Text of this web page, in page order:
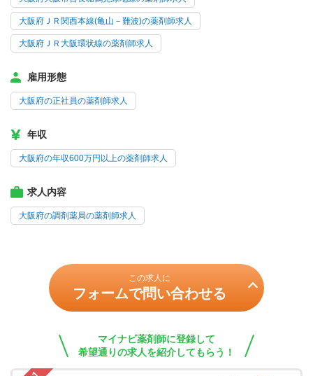
大阪府ＪＲ関西本線(亀山－難波)の薬剤師求人
大阪府ＪＲ大阪環状線の薬剤師求人
雇用形態
大阪府の正社員の薬剤師求人
年収
大阪府の年収600万円以上の薬剤師求人
求人内容
大阪府の調剤薬局の薬剤師求人
この求人に
フォームで問い合わせる
マイナビ薬剤師に登録して
希望通りの求人を紹介してもらう！